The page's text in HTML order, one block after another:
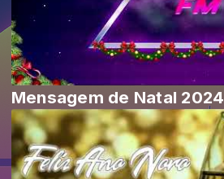
Mensagem de Natal 2024